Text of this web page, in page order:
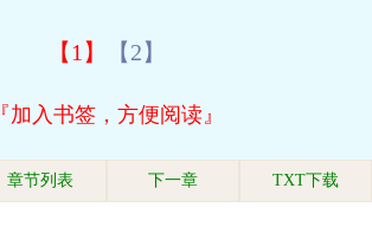
【1】 【2】
『加入书签，方便阅读』
章节列表 下一章 TXT下载